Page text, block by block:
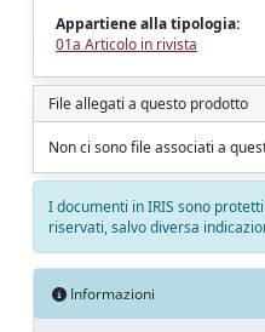
Appartiene alla tipologia:
01a Articolo in rivista
File allegati a questo prodotto
Non ci sono file associati a
I documenti in IRIS sono
riservati, salvo diversa
Informazioni